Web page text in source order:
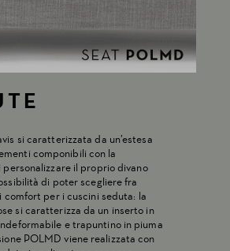
si caratterizzata da un’estesa
componibili con la
il proprio divano
di poter scegliere fra
per i cuscini seduta: la
si caratterizza da un inserto in
e trapuntino in piuma
POLMD viene realizzata con